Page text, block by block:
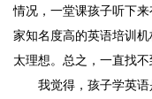
情况，一堂课孩子听下
家知名度高的英语培训
太理想。总之，一直找不
我觉得，孩子学英语